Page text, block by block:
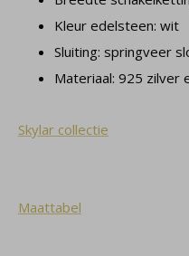
Kleur edelsteen: wit
Sluiting: springveer
Materiaal: 925 zilver
Skylar collectie
Maattabel